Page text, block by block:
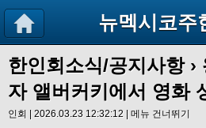
뉴멕시코주
한인회소식/공지사항›
자 앨버커키에서 영화
인회 | 2026.03.23 12:32:12 | 메뉴 건너뛰기